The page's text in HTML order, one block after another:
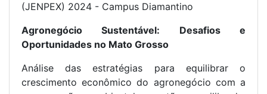
(JENPEX) 2024 - Campus Diamantino
Agronegócio Sustentável: Desafios e
Oportunidades no Mato Grosso
Análise das estratégias para equilibrar o
crescimento econômico do agronegócio com a